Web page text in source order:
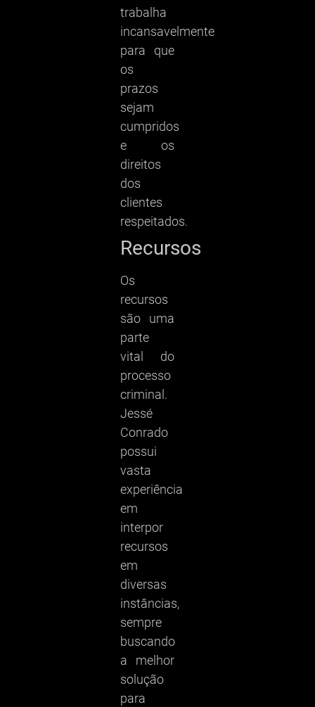
trabalha
incansavelmente
para que
os
prazos
sejam
cumpridos
e os
direitos
dos
clientes
respeitados.
Recursos
Os
recursos
são uma
parte
vital do
processo
criminal.
Jessé
Conrado
possui
vasta
experiência
em
interpor
recursos
em
diversas
instâncias,
sempre
buscando
a melhor
solução
para